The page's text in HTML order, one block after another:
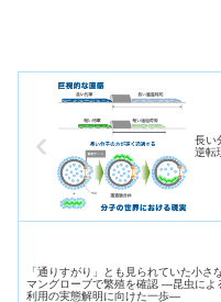
長い
逆転
「通りすがり」とも見られていた小さ
マングローブで繁殖を確認 ―昆虫によ
利用の実態解明に向けた一歩―